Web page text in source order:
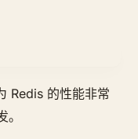
Redis 的性能非常